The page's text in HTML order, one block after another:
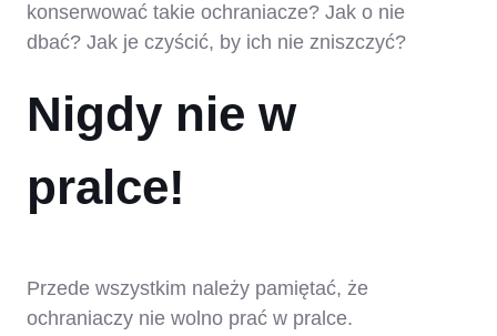
konserwować takie ochraniacze? Jak o nie
dbać? Jak je czyścić, by ich nie zniszczyć?
Nigdy nie w
pralce!
Przede wszystkim należy pamiętać, że
ochraniaczy nie wolno prać w pralce.